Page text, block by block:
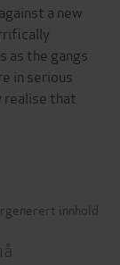
a new
as the gangs
in serious
realise that
innhold